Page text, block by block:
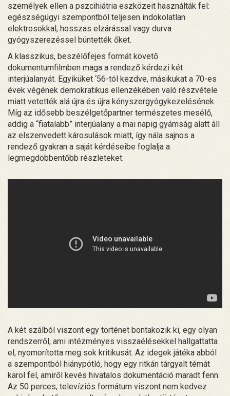
személyek ellen a pszcihiátria eszközeit használták fel:
egészségügyi szempontból teljesen indokolatlan
elektrosokkal, hosszas elzárással vagy durva
gyógyszerezéssel büntették őket.
A klasszikus, beszélőfejes formát követő
dokumentumfilmben maga a rendező kérdezi két
interjúalanyát. Egyiküket ‘56-tól kezdve, másikukat a 70-es
évek végének demokratikus ellenzékében való részvétele
miatt vetették alá újra és újra kényszergyógykezelésének.
Míg az idősebb beszélgetőpartner természetes mesélő,
addig a “fiatalabb” interjúalany a mai napig gyámság alatt áll
az elszenvedett károsulások miatt, így nála sajnos a
rendező gyakran a saját kérdéseibe foglalja a
legmegdöbbentőbb részleteket.
A két szálból viszont egy történet bontakozik ki, egy olyan
rendszerről, ami intézményes visszaélésekkel hallgattatta
el, nyomorította meg sok kritikusát. Az idegek játéka abból
a szempontból hiánypótló, hogy egy ritkán tárgyalt témát
karol fel, amiről kevés hivatalos dokumentáció maradt fenn.
Az 50 perces, televíziós formátum viszont nem kedvez